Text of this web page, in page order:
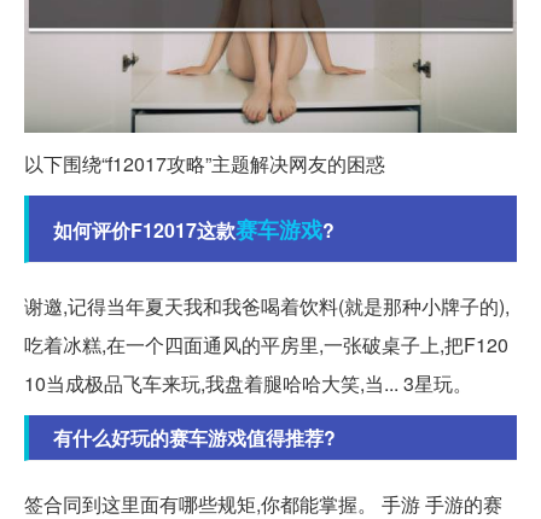
以下围绕“f12017攻略”主题解决网友的困惑
如何评价F12017这款赛车游戏?
谢邀,记得当年夏天我和我爸喝着饮料(就是那种小牌子的),
吃着冰糕,在一个四面通风的平房里,一张破桌子上,把F120
10当成极品飞车来玩,我盘着腿哈哈大笑,当... 3星玩。
有什么好玩的赛车游戏值得推荐?
签合同到这里面有哪些规矩,你都能掌握。 手游 手游的赛